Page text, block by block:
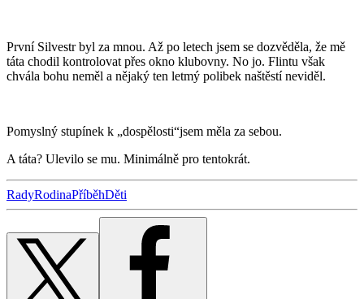
První Silvestr byl za mnou. Až po letech jsem se dozvěděla, že mě
táta chodil kontrolovat přes okno klubovny. No jo. Flintu však
chvála bohu neměl a nějaký ten letmý polibek naštěstí neviděl.
Pomyslný stupínek k „dospělosti“jsem měla za sebou.
A táta? Ulevilo se mu. Minimálně pro tentokrát.
RadyRodinaPříběhDěti